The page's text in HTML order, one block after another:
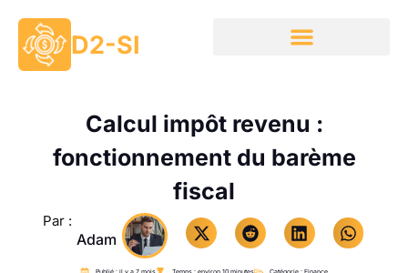
D2-SI
Calcul impôt revenu :
fonctionnement du barème
fiscal
Par :
Adam